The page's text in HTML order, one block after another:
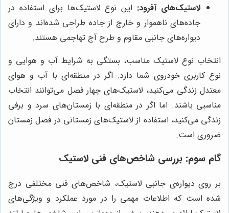
لاستیک‌های آفرود: این نوع لاستیک‌ها برای استفاده در
جاده‌های ناهموار و خارج از جاده طراحی شده‌اند و دارای
دیواره‌های جانبی مقاوم و طرح آج تهاجمی هستند.
انتخاب نوع لاستیک مناسب، بستگی به شرایط آب و هوایی و
نوع کاربری خودروی شما دارد. اگر در منطقه‌ای با آب و هوای
معتدل زندگی می‌کنید، لاستیک‌های چهار فصل می‌توانند انتخاب
مناسبی باشند. اما اگر در منطقه‌ای با زمستان‌های سرد و برفی
زندگی می‌کنید، استفاده از لاستیک‌های زمستانی در فصل زمستان
ضروری است.
گام سوم: بررسی شاخص‌های فنی لاستیک
بر روی دیواره‌ی جانبی لاستیک، شاخص‌های فنی مختلفی درج
شده است که اطلاعات مهمی را در مورد عملکرد و ویژگی‌های